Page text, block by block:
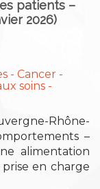
patients –
2026)
Cancer
soins
Rhône-
–
alimentation
en charge